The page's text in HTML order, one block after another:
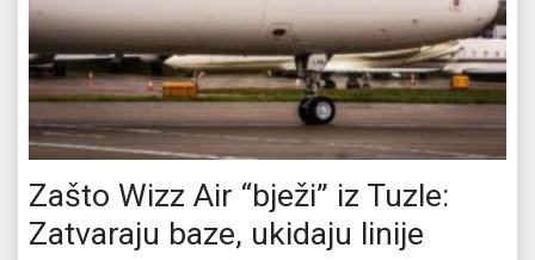
Zašto Wizz Air “bježi” iz Tuzle:
Zatvaraju baze, ukidaju linije